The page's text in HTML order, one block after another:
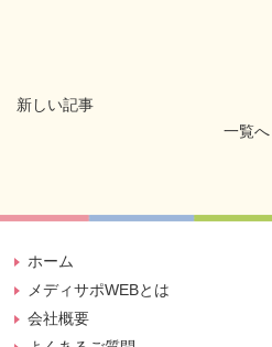
新しい記事
一覧へ
ホーム
メディサポWEBとは
会社概要